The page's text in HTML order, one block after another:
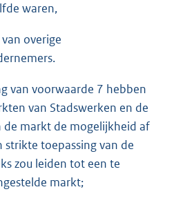
waren,
overige
van voorwaarde 7 hebben
van Stadswerken en de
de markt de mogelijkheid af
toepassing van de
zou leiden tot een te
markt;